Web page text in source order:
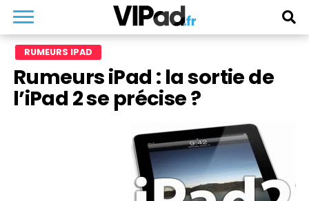
RUMEURS IPAD
Rumeurs iPad : la sortie de
l’iPad 2 se précise ?